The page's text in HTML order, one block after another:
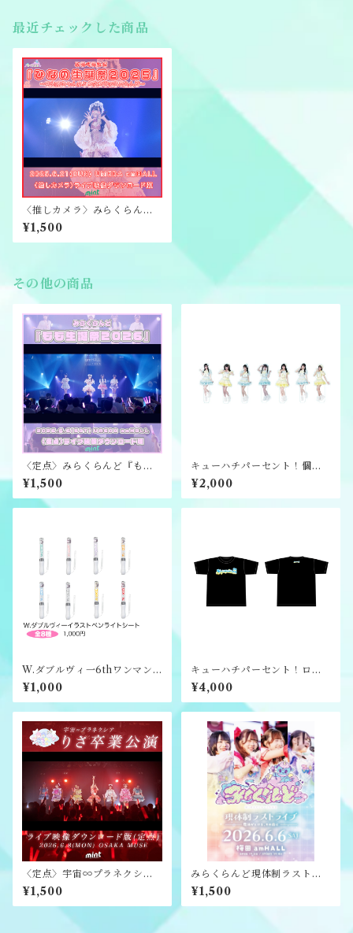
最近チェックした商品
〈推しカメラ〉みらくらんど
『ひなの生誕祭2025』ライブ
映像ダウンロード版
¥1,500
その他の商品
〈定点〉みらくらんど『もも
生誕祭2026』ライブ映像ダウ
ンロード版
¥1,500
キューハチパーセント！個別
アクリルスタンド
¥2,000
W.ダブルヴィ一6thワンマン
ライブ メンバーペンライト
シ一ト
¥1,000
キューハチパーセント！ロゴT
シャツ
¥4,000
〈定点〉宇宙∞プラネクシア
『りさ卒業公演』ライブ映像
ダウンロード版
¥1,500
みらくらんど現体制ラストラ
イブ-魔法がとける、その前
に-ライブ映像ダウンロード版
¥1,500